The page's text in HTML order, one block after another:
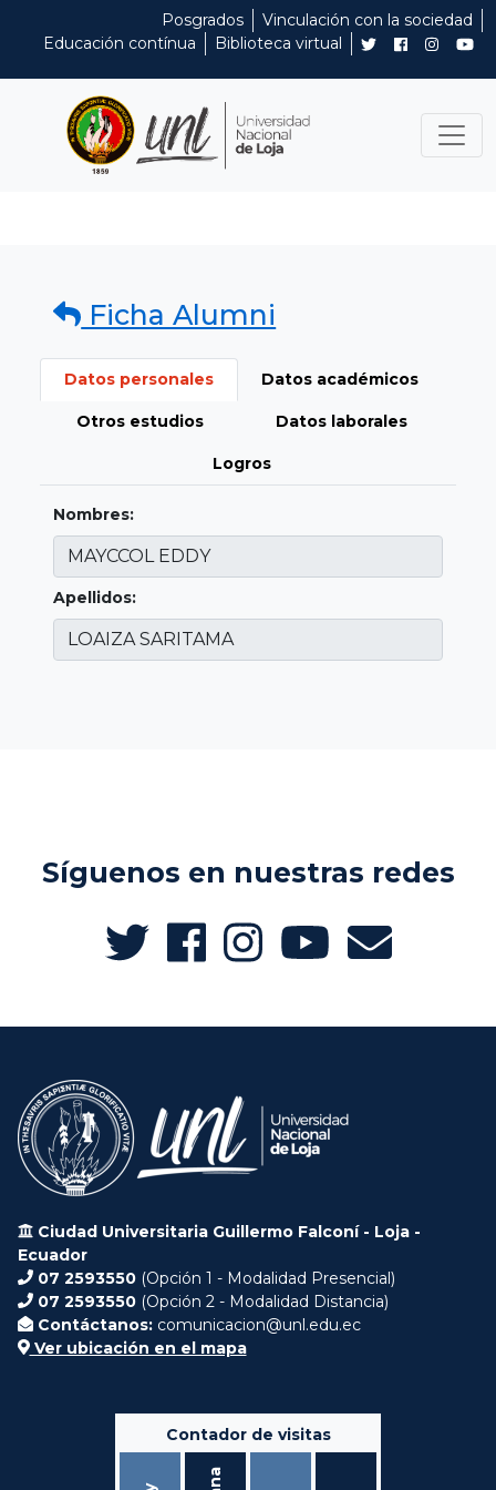
Posgrados
Vinculación con la sociedad
Educación contínua
Biblioteca virtual
Ficha Alumni
Datos personales Datos académicos
Otros estudios Datos laborales
Logros
Nombres:
Apellidos:
Síguenos en nuestras redes
Ciudad Universitaria Guillermo Falconí - Loja -
Ecuador
07 2593550 (Opción 1 - Modalidad Presencial)
07 2593550 (Opción 2 - Modalidad Distancia)
Contáctanos: comunicacion@unl.edu.ec
Ver ubicación en el mapa
Contador de visitas